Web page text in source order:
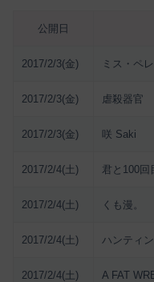
公開日
2017/2/3(金) ミス・ペ
2017/2/3(金) 虐殺器官
2017/2/3(金) 咲 Saki
2017/2/4(土) 君と100回
2017/2/4(土) くも漫。
2017/2/4(土) ハンティ
2017/2/4(土) A FAT